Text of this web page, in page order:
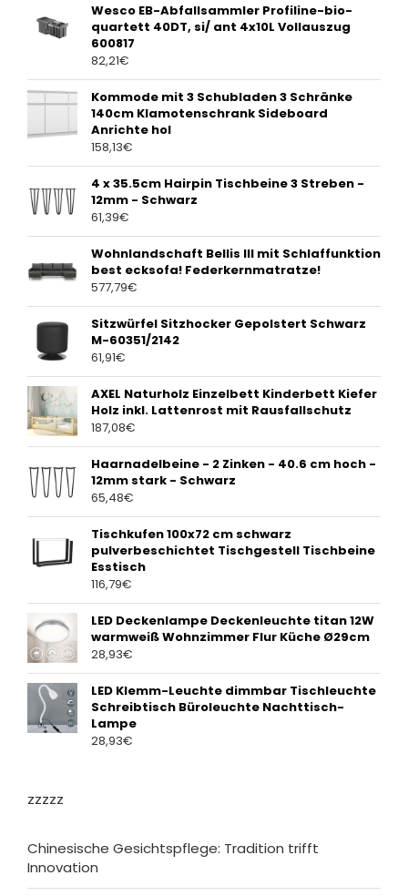
Wesco EB-Abfallsammler Profiline-bio-
quartett 40DT, si/ ant 4x10L Vollauszug
600817
82,21€
Kommode mit 3 Schubladen 3 Schränke
140cm Klamotenschrank Sideboard
Anrichte hol
158,13€
4 x 35.5cm Hairpin Tischbeine 3 Streben -
12mm - Schwarz
61,39€
Wohnlandschaft Bellis III mit Schlaffunktion
best ecksofa! Federkernmatratze!
577,79€
Sitzwürfel Sitzhocker Gepolstert Schwarz
M-60351/2142
61,91€
AXEL Naturholz Einzelbett Kinderbett Kiefer
Holz inkl. Lattenrost mit Rausfallschutz
187,08€
Haarnadelbeine - 2 Zinken - 40.6 cm hoch -
12mm stark - Schwarz
65,48€
Tischkufen 100x72 cm schwarz
pulverbeschichtet Tischgestell Tischbeine
Esstisch
116,79€
LED Deckenlampe Deckenleuchte titan 12W
warmweiß Wohnzimmer Flur Küche Ø29cm
28,93€
LED Klemm-Leuchte dimmbar Tischleuchte
Schreibtisch Büroleuchte Nachttisch-
Lampe
28,93€
zzzzz
Chinesische Gesichtspflege: Tradition trifft
Innovation